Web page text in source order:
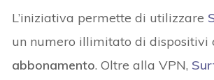
L’iniziativa permette di utilizzare
un numero illimitato di dispositivi
abbonamento. Oltre alla VPN,